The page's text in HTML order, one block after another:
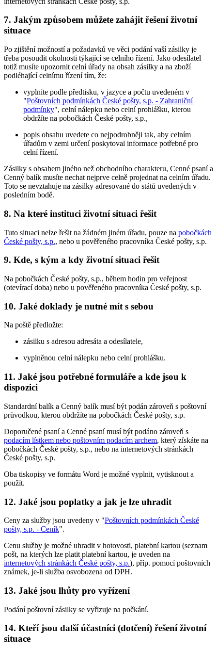
7. Jakým způsobem můžete zahájit řešení životní
situace
Po zjištění možností a požadavků ve věci podání vaší zásilky je
třeba posoudit okolnosti týkající se celního řízení. Jako odesílatel
totiž musíte upozornit celní úřady na obsah zásilky a na zboží
podléhající celnímu řízení tím, že:
vyplníte podle předtisku, v jazyce a počtu uvedeném v
"Poštovních podmínkách České pošty, s.p. - Zahraniční
podmínky", celní nálepku nebo celní prohlášku, kterou
obdržíte na pobočkách České pošty, s.p.,
popis obsahu uvedete co nejpodrobněji tak, aby celním
úřadům v zemi určení poskytoval informace potřebné pro
celní řízení.
Zásilky s obsahem jiného než obchodního charakteru, Cenné psaní a
Cenný balík musíte nechat nejprve celně projednat na celním úřadu.
Toto se nevztahuje na zásilky adresované do států uvedených v
posledním bodě.
8. Na které instituci životní situaci řešit
Tuto situaci nelze řešit na žádném jiném úřadu, pouze na pobočkách
České pošty, s.p., nebo u pověřeného pracovníka České pošty, s.p.
9. Kde, s kým a kdy životní situaci řešit
Na pobočkách České pošty, s.p., během hodin pro veřejnost
(otevírací doba) nebo u pověřeného pracovníka České pošty, s.p.
10. Jaké doklady je nutné mít s sebou
Na poště předložte:
zásilku s adresou adresáta a odesílatele,
vyplněnou celní nálepku nebo celní prohlášku.
11. Jaké jsou potřebné formuláře a kde jsou k
dispozici
Standardní balík a Cenný balík musí být podán zároveň s poštovní
průvodkou, kterou obdržíte na pobočkách České pošty, s.p.
Doporučené psaní a Cenné psaní musí být podáno zároveň s
podacím lístkem nebo poštovním podacím archem, který získáte na
pobočkách České pošty, s.p., nebo na internetových stránkách
České pošty, s.p.
Oba tiskopisy ve formátu Word je možné vyplnit, vytisknout a
použít.
12. Jaké jsou poplatky a jak je lze uhradit
Ceny za služby jsou uvedeny v "Poštovních podmínkách České
pošty, s.p. - Ceník".
Cenu služby je možné uhradit v hotovosti, platební kartou (seznam
pošt, na kterých lze platit platební kartou, je uveden na
internetových stránkách České pošty, s.p.), příp. pomocí poštovních
známek, je-li služba osvobozena od DPH.
13. Jaké jsou lhůty pro vyřízení
Podání poštovní zásilky se vyřizuje na počkání.
14. Kteří jsou další účastníci (dotčení) řešení životní
situace